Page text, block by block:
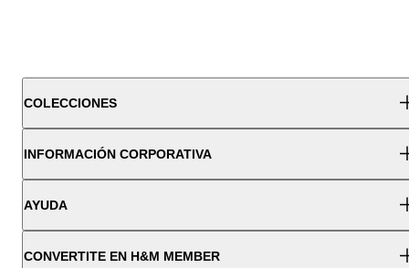
COLECCIONES
INFORMACIÓN CORPORATIVA
AYUDA
CONVERTITE EN H&M MEMBER